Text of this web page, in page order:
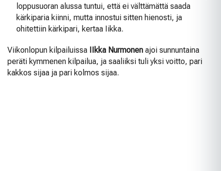
loppusuoran alussa tuntui, että ei välttämättä saada
kärkiparia kiinni, mutta innostui sitten hienosti, ja
ohitettiin kärkipari, kertaa Iikka.
Viikonlopun kilpailuissa IIkka Nurmonen ajoi sunnuntaina
peräti kymmenen kilpailua, ja saaliiksi tuli yksi voitto, pari
kakkos sijaa ja pari kolmos sijaa.